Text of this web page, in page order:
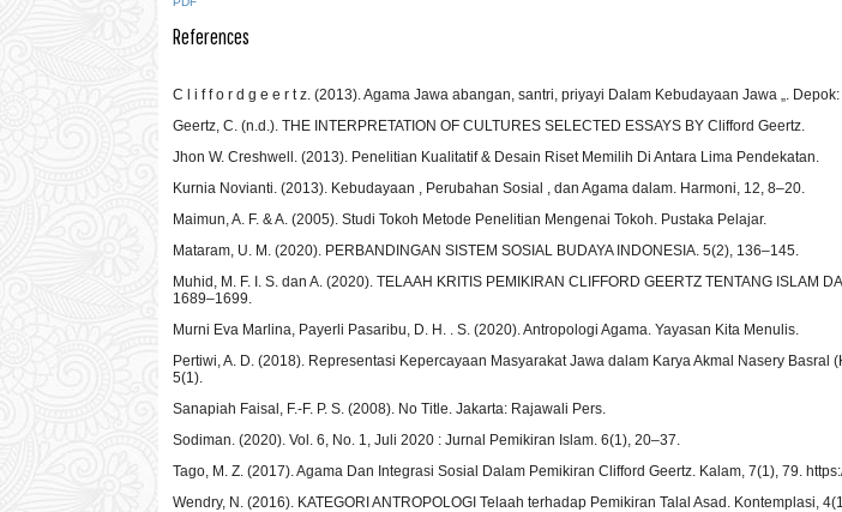
References
C l i f f o r d g e e r t z. (2013). Agama Jawa abangan, santri, priyayi Dalam Kebudayaan Jawa „. Depok:
Geertz, C. (n.d.). THE INTERPRETATION OF CULTURES SELECTED ESSAYS BY Clifford Geertz.
Jhon W. Creshwell. (2013). Penelitian Kualitatif & Desain Riset Memilih Di Antara Lima Pendekatan.
Kurnia Novianti. (2013). Kebudayaan , Perubahan Sosial , dan Agama dalam. Harmoni, 12, 8–20.
Maimun, A. F. & A. (2005). Studi Tokoh Metode Penelitian Mengenai Tokoh. Pustaka Pelajar.
Mataram, U. M. (2020). PERBANDINGAN SISTEM SOSIAL BUDAYA INDONESIA. 5(2), 136–145.
Muhid, M. F. I. S. dan A. (2020). TELAAH KRITIS PEMIKIRAN CLIFFORD GEERTZ TENTANG ISLAM
1689–1699.
Murni Eva Marlina, Payerli Pasaribu, D. H. . S. (2020). Antropologi Agama. Yayasan Kita Menulis.
Pertiwi, A. D. (2018). Representasi Kepercayaan Masyarakat Jawa dalam Karya Akmal Nasery Basral
5(1).
Sanapiah Faisal, F.-F. P. S. (2008). No Title. Jakarta: Rajawali Pers.
Sodiman. (2020). Vol. 6, No. 1, Juli 2020 : Jurnal Pemikiran Islam. 6(1), 20–37.
Tago, M. Z. (2017). Agama Dan Integrasi Sosial Dalam Pemikiran Clifford Geertz. Kalam, 7(1), 79.
Wendry, N. (2016). KATEGORI ANTROPOLOGI Telaah terhadap Pemikiran Talal Asad. Kontemplasi,